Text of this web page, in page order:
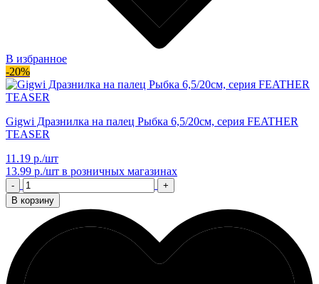
В избранное
-20%
Gigwi Дразнилка на палец Рыбка 6,5/20см, серия FEATHER
TEASER
11.19 р./шт
13.99 р./шт в розничных магазинах
-
+
В корзину